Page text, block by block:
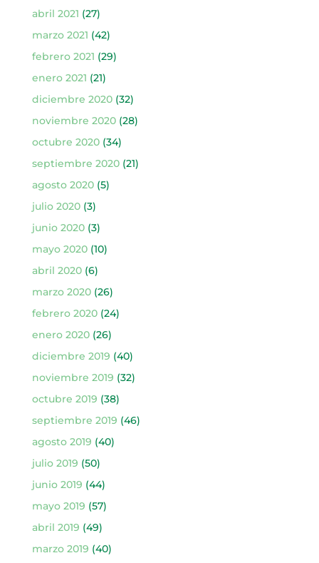
abril 2021 (27)
marzo 2021 (42)
febrero 2021 (29)
enero 2021 (21)
diciembre 2020(32)
noviembre 2020(28)
octubre 2020(34)
septiembre 2020(21)
agosto 2020(5)
julio 2020(3)
junio 2020(3)
mayo 2020(10)
abril 2020(6)
marzo 2020(26)
febrero 2020(24)
enero 2020(26)
diciembre 2019 (40)
noviembre 2019 (32)
octubre 2019 (38)
septiembre 2019 (46)
agosto 2019 (40)
julio 2019 (50)
junio 2019 (44)
mayo 2019 (57)
abril 2019 (49)
marzo 2019 (40)